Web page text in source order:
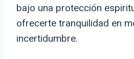
bajo una protección
ofrecerte tranquilidad en
incertidumbre.